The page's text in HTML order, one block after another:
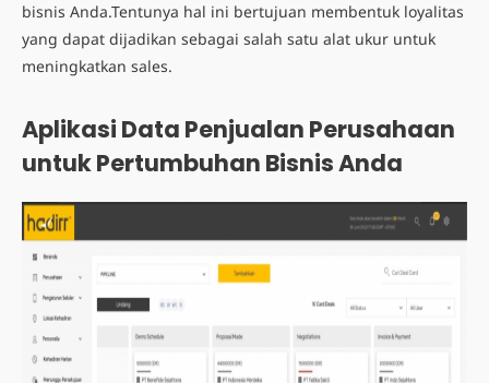
bisnis Anda.Tentunya hal ini bertujuan membentuk loyalitas
yang dapat dijadikan sebagai salah satu alat ukur untuk
meningkatkan sales.
Aplikasi Data Penjualan Perusahaan
untuk Pertumbuhan Bisnis Anda